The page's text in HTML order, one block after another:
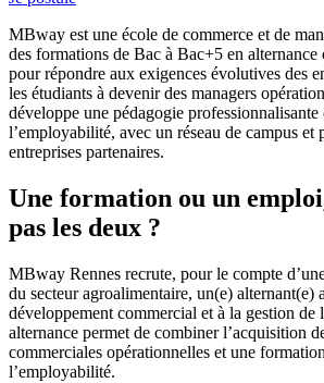
MBway est une école de commerce et de
des formations de Bac à Bac+5 en
pour répondre aux exigences évolutives des
les étudiants à devenir des managers
développe une pédagogie professionnalisante
l’employabilité, avec un réseau de campus et
entreprises partenaires.
Une formation ou un
pas les deux ?
MBway Rennes recrute, pour le compte
du secteur agroalimentaire, un(e) alternant(e)
développement commercial et à la gestion de
alternance permet de combiner l’acquisition
commerciales opérationnelles et une
l’employabilité.